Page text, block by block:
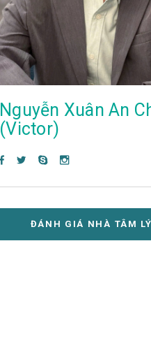
Nguyễn Xuân An
(Victor)
ĐÁNH GIÁ NHÀ TÂM